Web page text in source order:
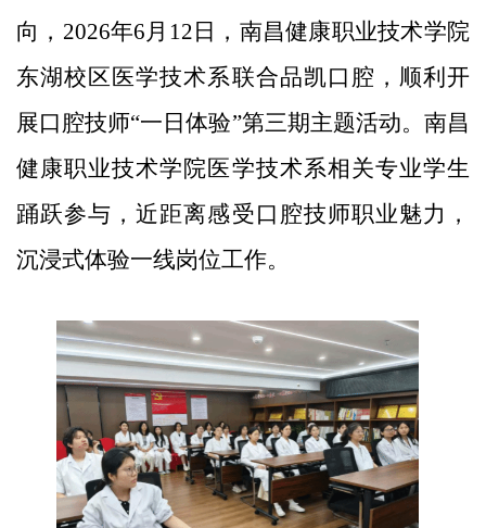
向，2026年6月12日，南昌健康职业技术学院
东湖校区医学技术系联合品凯口腔，顺利开
展口腔技师“一日体验”第三期主题活动。南昌
健康职业技术学院医学技术系相关专业学生
踊跃参与，近距离感受口腔技师职业魅力，
沉浸式体验一线岗位工作。